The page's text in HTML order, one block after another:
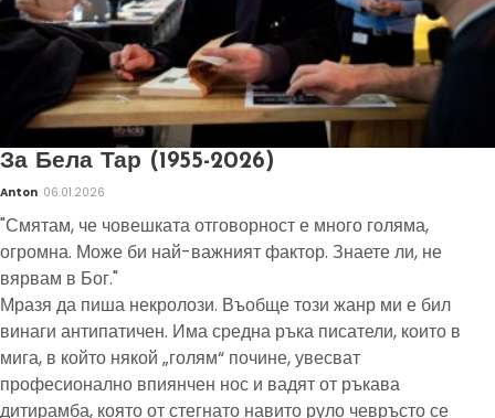
За Бела Тар (1955-2026)
Anton 06.01.2026
"Смятам, че човешката отговорност е много голяма,
огромна. Може би най-важният фактор. Знаете ли, не
вярвам в Бог."
Мразя да пиша некролози. Въобще този жанр ми е бил
винаги антипатичен. Има средна ръка писатели, които в
мига, в който някой „голям“ почине, увесват
професионално впиянчен нос и вадят от ръкава
дитирамба, която от стегнато навито руло чевръсто се